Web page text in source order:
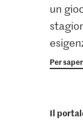
un
Per
Il